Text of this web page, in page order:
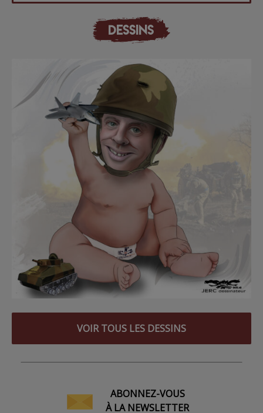
DESSINS
VOIR TOUS LES DESSINS
ABONNEZ-VOUS
À LA NEWSLETTER